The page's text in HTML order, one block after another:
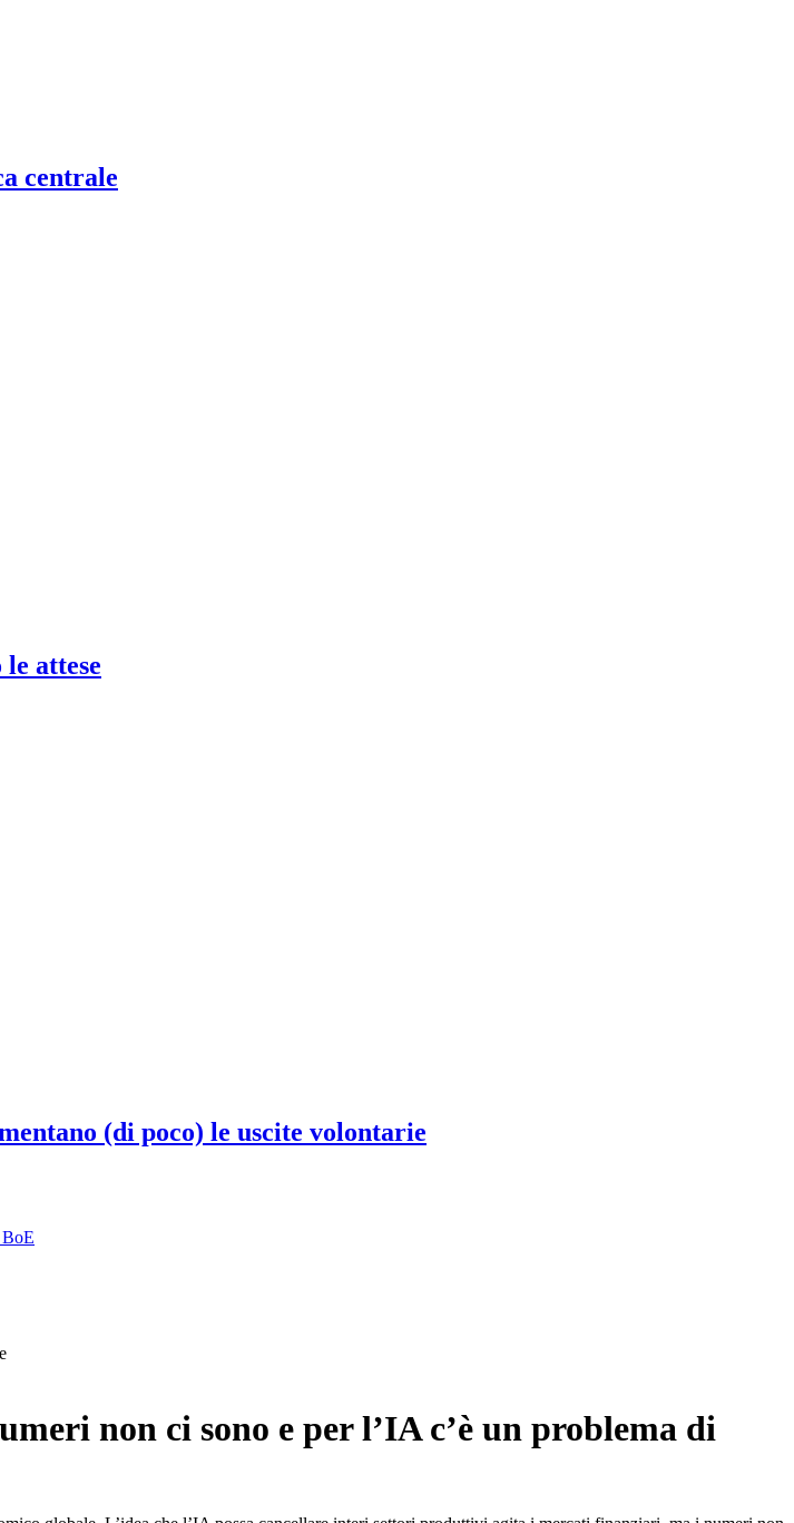
centrale
attese
(di poco) le uscite volontarie
BoE
non ci sono e per l’IA c’è un problema di